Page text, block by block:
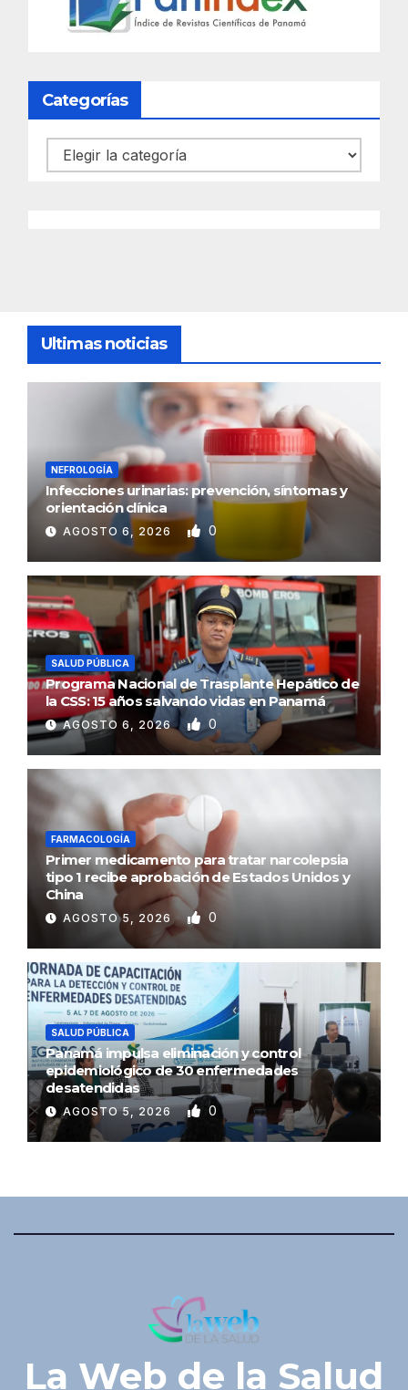
Categorías
Categorías
Ultimas noticias
NEFROLOGÍA
Infecciones urinarias: prevención, síntomas y
orientación clínica
AGOSTO 6, 2026 0
SALUD PÚBLICA
Programa Nacional de Trasplante Hepático de
la CSS: 15 años salvando vidas en Panamá
AGOSTO 6, 2026 0
FARMACOLOGÍA
Primer medicamento para tratar narcolepsia
tipo 1 recibe aprobación de Estados Unidos y
China
AGOSTO 5, 2026 0
SALUD PÚBLICA
Panamá impulsa eliminación y control
epidemiológico de 30 enfermedades
desatendidas
AGOSTO 5, 2026 0
La Web de la Salud